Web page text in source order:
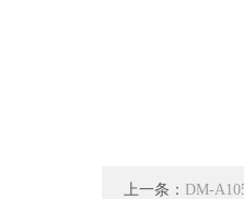
上一条： DM-